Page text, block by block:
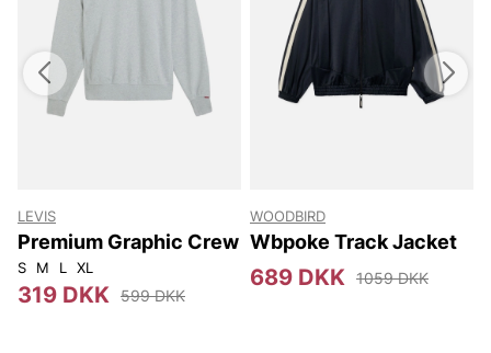
LEVIS
Premium Graphic Crew
S M L XL
319 DKK 599 DKK
WOODBIRD
Wbpoke Track Jacket
689 DKK 1059 DKK